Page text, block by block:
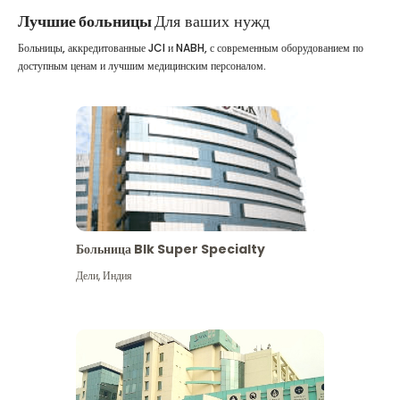
Лучшие больницыДля ваших нужд
Больницы, аккредитованные JCI и NABH, с современным оборудованием по
доступным ценам и лучшим медицинским персоналом.
Больница Blk Super Specialty
Дели,Индия